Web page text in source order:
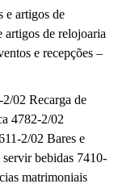
e artigos de
artigos de relojoaria
e recepções –
02 Recarga de
4782-2/02
2/02 Bares e
servir bebidas 7410-
matrimoniais